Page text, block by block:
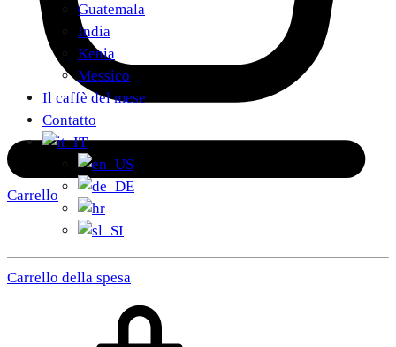
Carrello
Guatemala
India
Kenia
Messico
Il caffè del mese
Contatto
Carrello della spesa